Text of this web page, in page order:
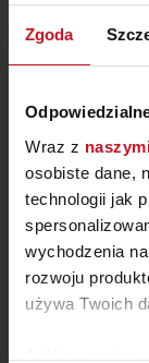
Zgoda
Wraz z
osobiste dane,
technologii jak
wychodzenia
rozwoju
używa Twoich
Jeśli wyrazisz